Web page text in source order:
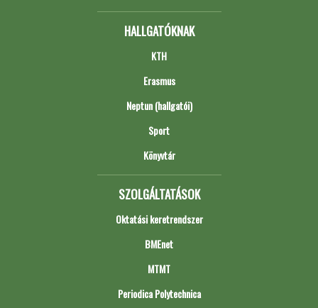
HALLGATÓKNAK
KTH
Erasmus
Neptun (hallgatói)
Sport
Könyvtár
SZOLGÁLTATÁSOK
Oktatási keretrendszer
BMEnet
MTMT
Periodica Polytechnica